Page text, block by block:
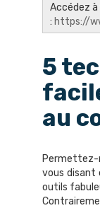
Accédez
: https://
5
au
vous disant
outils